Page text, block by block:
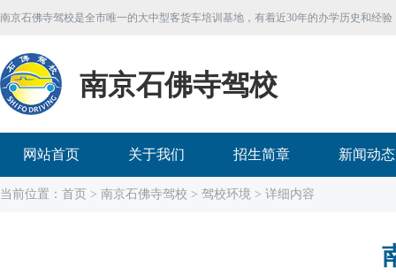
南京石佛寺驾校是全市唯一的大中型客货车培训基地，有着近30年的办学历史和经
南京石佛寺驾校
网站首页 关于我们 招生简章 新闻动态
当前位置： 首页 > 南京石佛寺驾校 > 驾校环境 > 详细内容